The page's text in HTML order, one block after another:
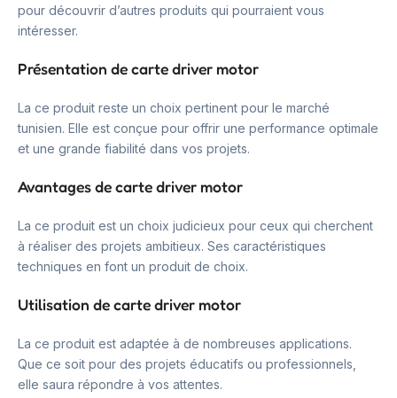
pour découvrir d’autres produits qui pourraient vous
intéresser.
Présentation de carte driver motor
La ce produit reste un choix pertinent pour le marché
tunisien. Elle est conçue pour offrir une performance optimale
et une grande fiabilité dans vos projets.
Avantages de carte driver motor
La ce produit est un choix judicieux pour ceux qui cherchent
à réaliser des projets ambitieux. Ses caractéristiques
techniques en font un produit de choix.
Utilisation de carte driver motor
La ce produit est adaptée à de nombreuses applications.
Que ce soit pour des projets éducatifs ou professionnels,
elle saura répondre à vos attentes.